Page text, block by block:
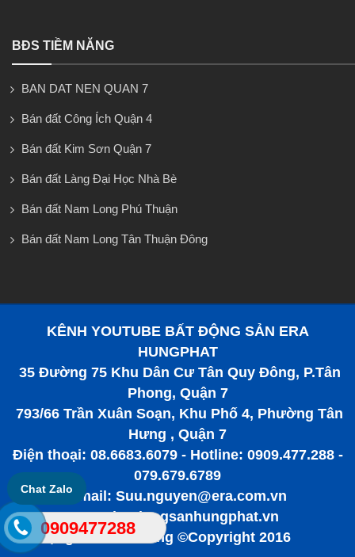
BĐS TIỀM NĂNG
BAN DAT NEN QUAN 7
Bán đất Công Ích Quận 4
Bán đất Kim Sơn Quận 7
Bán đất Làng Đại Học Nhà Bè
Bán đất Nam Long Phú Thuận
Bán đất Nam Long Tân Thuận Đông
KÊNH YOUTUBE BẤT ĐỘNG SẢN ERA
HUNGPHAT
35 Đường 75 Khu Dân Cư Tân Quy Đông, P.Tân
Phong, Quận 7
793/66 Trần Xuân Soạn, Khu Phố 4, Phường Tân
Hưng , Quận 7
Điện thoại: 08.6683.6079 - Hotline: 0909.477.288 -
079.679.6789
Email: Suu.nguyen@era.com.vn
www.batdongsanhungphat.vn
Bất động sản tiềm năng ©Copyright 2016
Chat Zalo
0909477288